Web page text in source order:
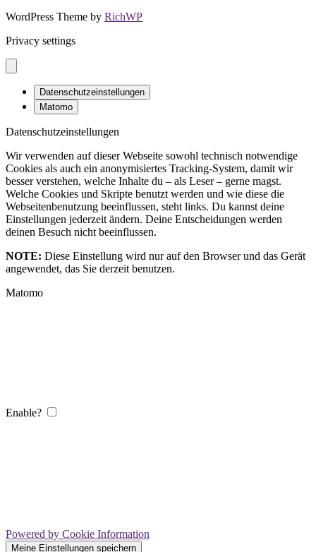
WordPress Theme by RichWP
Privacy settings
Datenschutzeinstellungen
Matomo
Datenschutzeinstellungen
Wir verwenden auf dieser Webseite sowohl technisch notwendige
Cookies als auch ein anonymisiertes Tracking-System, damit wir
besser verstehen, welche Inhalte du – als Leser – gerne magst.
Welche Cookies und Skripte benutzt werden und wie diese die
Webseitenbenutzung beeinflussen, steht links. Du kannst deine
Einstellungen jederzeit ändern. Deine Entscheidungen werden
deinen Besuch nicht beeinflussen.
NOTE: Diese Einstellung wird nur auf den Browser und das Gerät
angewendet, das Sie derzeit benutzen.
Matomo
Enable?
Powered by Cookie Information
Meine Einstellungen speichern